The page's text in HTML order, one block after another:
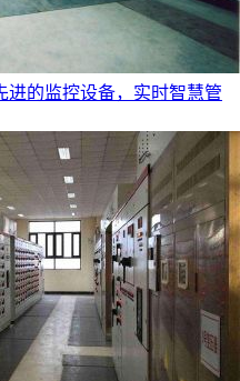
进的监控设备，实时智慧管